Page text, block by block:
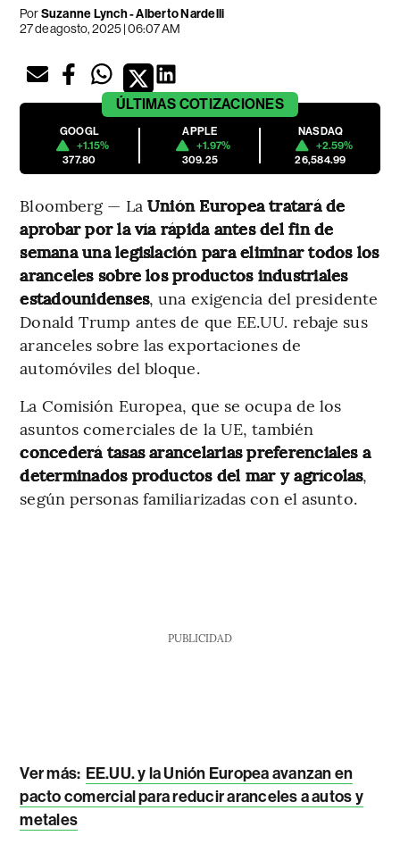
PorSuzanne Lynch - Alberto Nardelli
27 de agosto, 2025 | 06:07 AM
ÚLTIMAS COTIZACIONES
GOOGL
+1.15%
377.80
APPLE
+1.97%
309.25
NASDAQ
+2.59%
26,584.99
Bloomberg — La Unión Europea tratará de
aprobar por la vía rápida antes del fin de
semana una legislación para eliminar todos los
aranceles sobre los productos industriales
estadounidenses, una exigencia del presidente
Donald Trump antes de que EE.UU. rebaje sus
aranceles sobre las exportaciones de
automóviles del bloque.
La Comisión Europea, que se ocupa de los
asuntos comerciales de la UE, también
concederá tasas arancelarias preferenciales a
determinados productos del mar y agrícolas,
según personas familiarizadas con el asunto.
PUBLICIDAD
Ver más: EE.UU. y la Unión Europea avanzan en
pacto comercial para reducir aranceles a autos y
metales